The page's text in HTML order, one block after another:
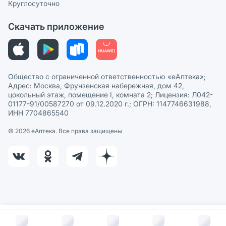
В корзину за2 600
Политика рекомендаций
Этика и соответствие
Политика в отношении обработки персональных данных
Круглосуточно
Скачать приложение
Общество с ограниченной ответственностью «еАптека»;
Адрес: Москва, Фрунзенская набережная, дом 42,
цокольный этаж, помещение I, комната 2; Лицензия: Л042-
01177-91/00587270 от 09.12.2020 г.; ОГРН: 1147746631988,
ИНН 7704865540
© 2026 eАптека. Все права защищены